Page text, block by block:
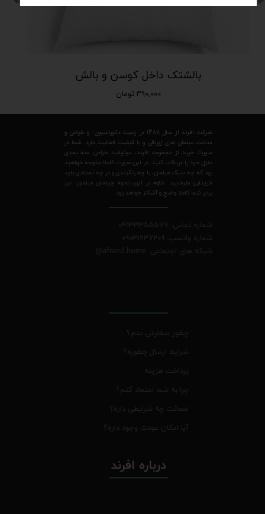
بالشتک داخل کوسن و بالش
۳۹۰,۰۰۰ تومان
شرکت افرند از سال 1388 در زمینه دکوراسیون و طراحی و
ساخت مبلمان های ژورنالی و با کیفیت فعالیت دارد. شما در
صورت خرید از مجموعه افرند، میتوانید طراحی سه بعدی
منزل خود را دریافت کنید. در این صورت کاملا متوجه خواهید
بود که چه سبک مبلمان، با چه رنگبندی و در چه تعدادی باید
خریداری بفرمایید. علاوه بر این، نحوه چیدمان مبلمان نیز
برای شما کاملا واضح و آشکار خواهد بود.
شماره تماس: 04133355577
شماره واتسپ: 09031237209
شبکه های اجتماعی: afrand.home
@
چطور سفارش بدم؟
شرایط ارسال چطوره؟
پرداخت هزینه
چرا به شما اعتماد کنم؟
ضمانت چه شرایطی داره؟
آیا امکان عودت وجود داره؟
درباره افرند